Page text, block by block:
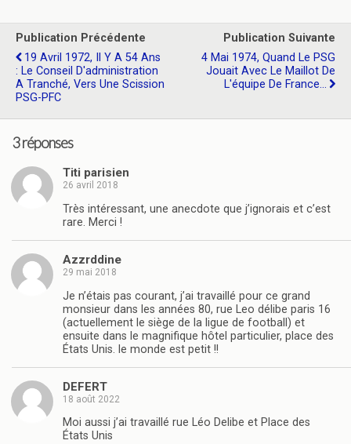
Publication Précédente
19 Avril 1972, Il Y A 54 Ans
: Le Conseil D'administration
A Tranché, Vers Une Scission
PSG-PFC
Publication Suivante
4 Mai 1974, Quand Le PSG
Jouait Avec Le Maillot De
L'équipe De France...
3 réponses
Titi parisien
26 avril 2018
Très intéressant, une anecdote que j’ignorais et c’est
rare. Merci !
Azzrddine
29 mai 2018
Je n’étais pas courant, j’ai travaillé pour ce grand
monsieur dans les années 80, rue Leo délibe paris 16
(actuellement le siège de la ligue de football) et
ensuite dans le magnifique hôtel particulier, place des
États Unis. le monde est petit !!
DEFERT
18 août 2022
Moi aussi j’ai travaillé rue Léo Delibe et Place des
États Unis